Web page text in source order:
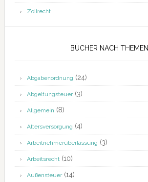
Zollrecht
BÜCHER NACH THEMEN
Abgabenordnung (24)
Abgeltungsteuer(3)
Allgemein (8)
Altersversorgung (4)
Arbeitnehmerüberlassung (3)
Arbeitsrecht(10)
Außensteuer(14)